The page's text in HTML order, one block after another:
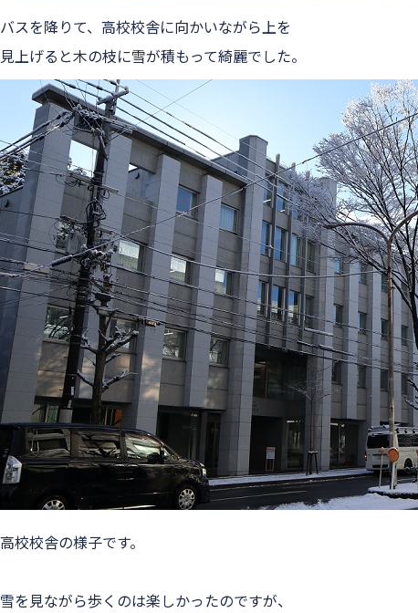
バスを降りて、高校校舎に向かいながら上を
見上げると木の枝に雪が積もって綺麗でした。
高校校舎の様子です。
雪を見ながら歩くのは楽しかったのですが、